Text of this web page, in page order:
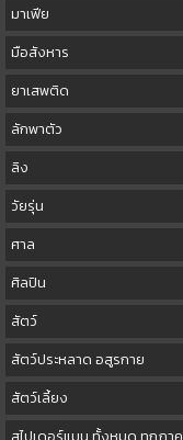
มาเฟีย
มือสังหาร
ยาเสพติด
ลักพาตัว
ลิง
วัยรุ่น
ศาล
ศิลปิน
สัตว์
สัตว์ประหลาด อสูรกาย
สัตว์เลี้ยง